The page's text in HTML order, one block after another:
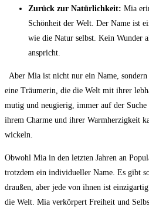
Zurück⁢ zur Natürlichkeit: Mia
Schönheit der Welt. Der Name ist
wie die ‌Natur⁤ selbst. Kein Wunder
anspricht.
Aber Mia ist nicht nur ein Name,
eine Träumerin, die die Welt mit ihrer
mutig und‌ neugierig, immer auf ‍der Suche
ihrem Charme⁤ und​ ihrer⁢ Warmherzigkeit
wickeln.
Obwohl Mia in den letzten Jahren an
trotzdem ein individueller Name. Es ​gibt
draußen, aber jede von ihnen⁤ ist
die Welt. Mia verkörpert Freiheit und